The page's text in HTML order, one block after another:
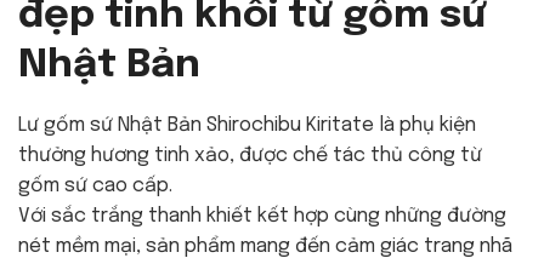
đẹp tinh khôi từ gốm sứ
Nhật Bản
Lư gốm sứ Nhật Bản Shirochibu Kiritate là phụ kiện
thưởng hương tinh xảo, được chế tác thủ công từ
gốm sứ cao cấp.
Với sắc trắng thanh khiết kết hợp cùng những đường
nét mềm mại, sản phẩm mang đến cảm giác trang nhã